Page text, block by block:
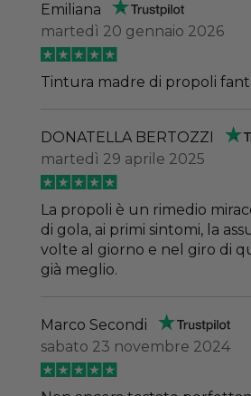
Emiliana
martedì 20 gennaio 2026
Tintura madre di propoli
DONATELLA BERTOZZI
martedì 29 aprile 2025
La propoli è un rimedio
di gola, ai primi sintomi, la
volte al giorno e nel giro di
già meglio.
Marco Secondi
sabato 23 novembre 2024